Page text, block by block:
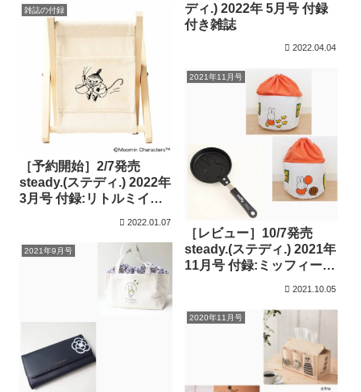
ディ.) 2022年 5月号 付録
付き雑誌
2022.04.04
雑誌の付録
［予約開始］2/7発売
steady.(ステディ.) 2022年
3月号 付録:リトルミイの
2022.01.07
2021年11月号
［レビュー］10/7発売
steady.(ステディ.) 2021年
11月号 付録:ミッフィー
2021.10.05
2021年9月号
2020年11月号